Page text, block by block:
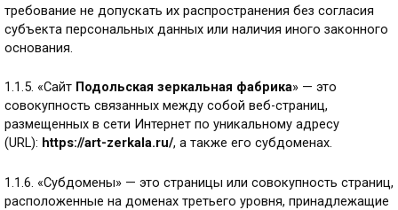
требование не допускать их распространения без согласия
субъекта персональных данных или наличия иного законного
основания.
1.1.5. «Сайт Подольская зеркальная фабрика» — это
совокупность связанных между собой веб-страниц,
размещенных в сети Интернет по уникальному адресу
(URL): https://art-zerkala.ru/, а также его субдоменах.
1.1.6. «Субдомены» — это страницы или совокупность страниц,
расположенные на доменах третьего уровня, принадлежащие